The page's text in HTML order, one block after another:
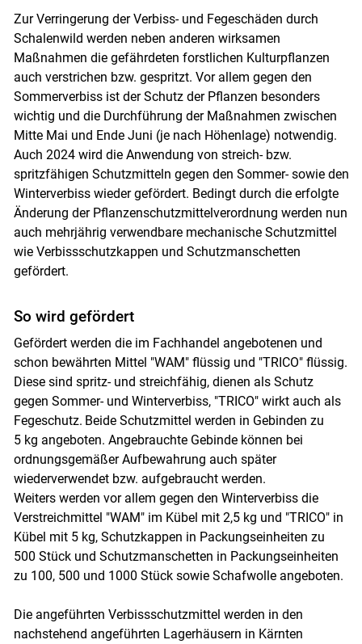
Skip to main content
Zur Verringerung der Verbiss- und Fegeschäden durch
Schalenwild werden neben anderen wirksamen
Maßnahmen die gefährdeten forstlichen Kulturpflanzen
auch verstrichen bzw. gespritzt. Vor allem gegen den
Sommerverbiss ist der Schutz der Pflanzen besonders
wichtig und die Durchführung der Maßnahmen zwischen
Mitte Mai und Ende Juni (je nach Höhenlage) notwendig.
Auch 2024 wird die Anwendung von streich- bzw.
spritzfähigen Schutzmitteln gegen den Sommer- sowie den
Winterverbiss wieder gefördert. Bedingt durch die erfolgte
Änderung der Pflanzenschutzmittelverordnung werden nun
auch mehrjährig verwendbare mechanische Schutzmittel
wie Verbissschutzkappen und Schutzmanschetten
gefördert.
So wird gefördert
Gefördert werden die im Fachhandel angebotenen und
schon bewährten Mittel "WAM" flüssig und "TRICO" flüssig.
Diese sind spritz- und streichfähig, dienen als Schutz
gegen Sommer- und Winterverbiss, "TRICO" wirkt auch als
Fegeschutz. Beide Schutzmittel werden in Gebinden zu
5 kg angeboten. Angebrauchte Gebinde können bei
ordnungsgemäßer Aufbewahrung auch später
wiederverwendet bzw. aufgebraucht werden.
Weiters werden vor allem gegen den Winterverbiss die
Verstreichmittel "WAM" im Kübel mit 2,5 kg und "TRICO" in
Kübel mit 5 kg, Schutzkappen in Packungseinheiten zu
500 Stück und Schutzmanschetten in Packungseinheiten
zu 100, 500 und 1000 Stück sowie Schafwolle angeboten.
Die angeführten Verbissschutzmittel werden in den
nachstehend angeführten Lagerhäusern in Kärnten